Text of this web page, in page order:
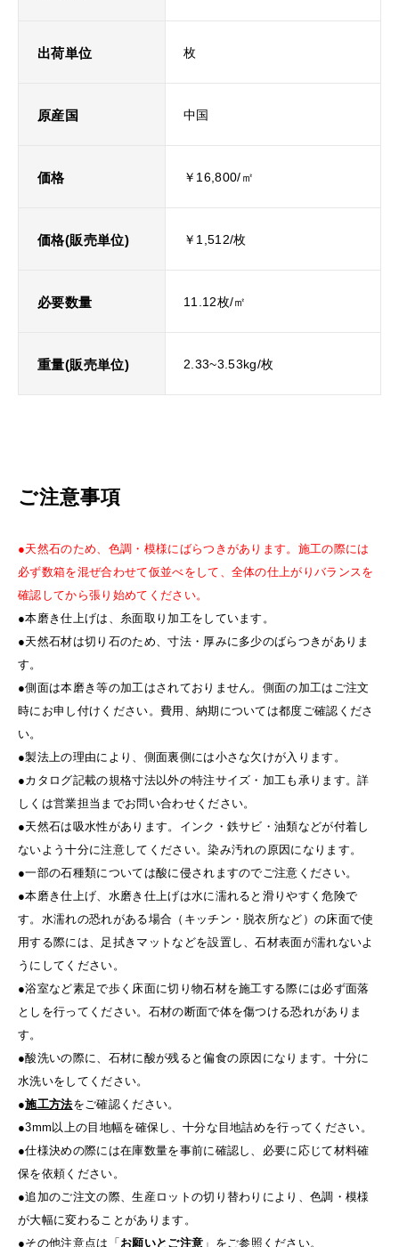
出荷単位 枚
原産国 中国
価格 ￥16,800/㎡
価格(販売単位) ￥1,512/枚
必要数量 11.12枚/㎡
重量(販売単位) 2.33~3.53kg/枚
ご注意事項
●天然石のため、色調・模様にばらつきがあります。施工の際には
必ず数箱を混ぜ合わせて仮並べをして、全体の仕上がりバランスを
確認してから張り始めてください。
●本磨き仕上げは、糸面取り加工をしています。
●天然石材は切り石のため、寸法・厚みに多少のばらつきがありま
す。
●側面は本磨き等の加工はされておりません。側面の加工はご注文
時にお申し付けください。費用、納期については都度ご確認くださ
い。
●製法上の理由により、側面裏側には小さな欠けが入ります。
●カタログ記載の規格寸法以外の特注サイズ・加工も承ります。詳
しくは営業担当までお問い合わせください。
●天然石は吸水性があります。インク・鉄サビ・油類などが付着し
ないよう十分に注意してください。染み汚れの原因になります。
●一部の石種類については酸に侵されますのでご注意ください。
●本磨き仕上げ、水磨き仕上げは水に濡れると滑りやすく危険で
す。水濡れの恐れがある場合（キッチン・脱衣所など）の床面で使
用する際には、足拭きマットなどを設置し、石材表面が濡れないよ
うにしてください。
●浴室など素足で歩く床面に切り物石材を施工する際には必ず面落
としを行ってください。石材の断面で体を傷つける恐れがありま
す。
●酸洗いの際に、石材に酸が残ると偏食の原因になります。十分に
水洗いをしてください。
●施工方法をご確認ください。
●3mm以上の目地幅を確保し、十分な目地詰めを行ってください。
●仕様決めの際には在庫数量を事前に確認し、必要に応じて材料確
保を依頼ください。
●追加のご注文の際、生産ロットの切り替わりにより、色調・模様
が大幅に変わることがあります。
●その他注意点は「 お願いとご注意 」をご参照ください。